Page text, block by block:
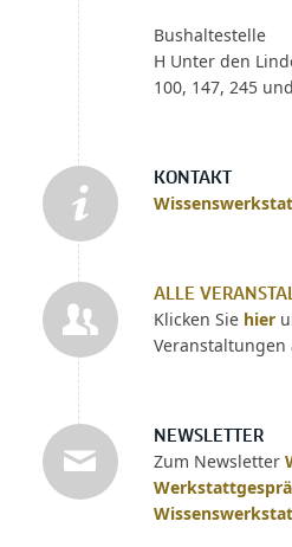
Bushaltestelle
H Unter den
100, 147, 245
KONTAKT
ALLE
Klicken Sie hier
Veranstaltungen
NEWSLETTER
Zum Newsletter